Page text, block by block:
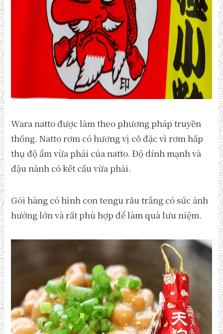
Wara natto được làm theo phương pháp truyền
thống. Natto rơm có hương vị cô đặc vì rơm hấp
thụ độ ẩm vừa phải của natto. Độ dính mạnh và
đậu nành có kết cấu vừa phải.
Gói hàng có hình con tengu râu trắng có sức ảnh
hưởng lớn và rất phù hợp để làm quà lưu niệm.